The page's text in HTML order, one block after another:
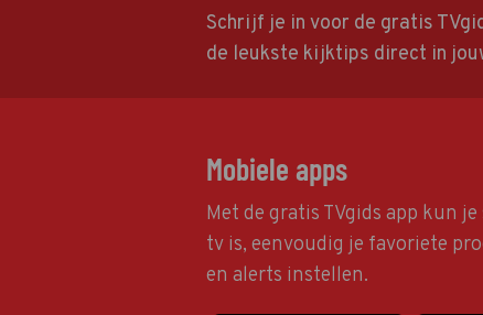
Schrijf je in voor de gratis
de leukste kijktips direct in
Mobiele apps
Met de gratis TVgids app kun
tv is, eenvoudig je favoriete
en alerts instellen.